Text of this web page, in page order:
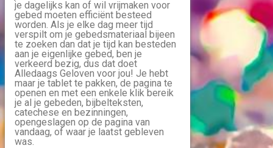
je dagelijks kan of wil vrijmaken voor
gebed moeten efficiënt besteed
worden. Als je elke dag meer tijd
verspilt om je gebedsmateriaal bijeen
te zoeken dan dat je tijd kan besteden
aan je eigenlijke gebed, ben je
verkeerd bezig, dus dat doet
Alledaags Geloven voor jou! Je hebt
maar je tablet te pakken, de pagina te
openen en met een enkele klik bereik
je al je gebeden, bijbelteksten,
catechese en bezinningen,
opengeslagen op de pagina van
vandaag, of waar je laatst gebleven
was.